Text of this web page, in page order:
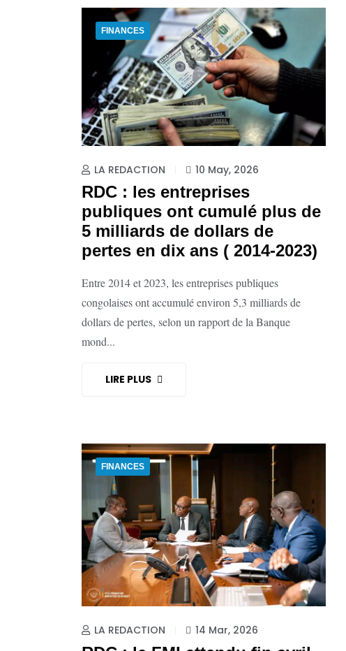
FINANCES
LA REDACTION 10 May, 2026
RDC : les entreprises
publiques ont cumulé plus de
5 milliards de dollars de
pertes en dix ans ( 2014-2023)
Entre 2014 et 2023, les entreprises publiques
congolaises ont accumulé environ 5,3 milliards de
dollars de pertes, selon un rapport de la Banque
mond...
LIRE PLUS
FINANCES
LA REDACTION 14 Mar, 2026